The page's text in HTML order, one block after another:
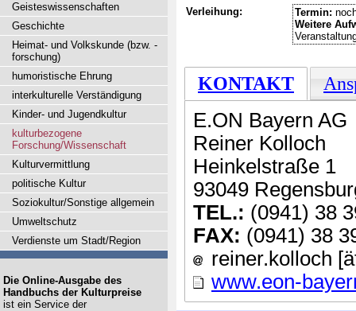
Verleihung: Termin:
Weitere
KONTAKT
E.ON Bayern AG
Reiner Kolloch
Heinkelstraße 1
93049
TEL.: (0941) 38
FAX: (0941) 38
reiner.kolloch
www.eon-
Geisteswissenschaften
Geschichte
Heimat- und Volkskunde (bzw. -
forschung)
humoristische Ehrung
interkulturelle Verständigung
Kinder- und Jugendkultur
kulturbezogene
Forschung/Wissenschaft
Kulturvermittlung
politische Kultur
Soziokultur/Sonstige allgemein
Umweltschutz
Verdienste um Stadt/Region
Die Online-Ausgabe des
Handbuchs der Kulturpreise
ist ein Service der